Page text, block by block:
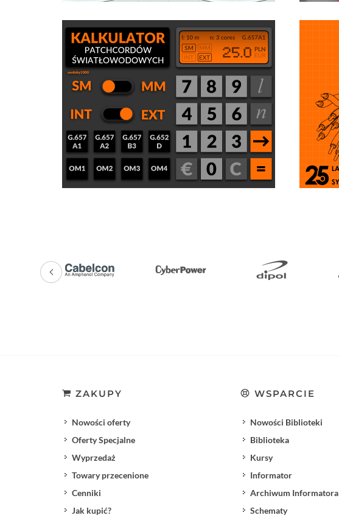
ZAKUPY
Nowości oferty
Oferty Specjalne
Wyprzedaż
Towary przecenione
Cenniki
Jak kupić?
WSPARCIE
Nowości Biblioteki
Biblioteka
Kursy
Informator
Archiwum Informatora
Schematy